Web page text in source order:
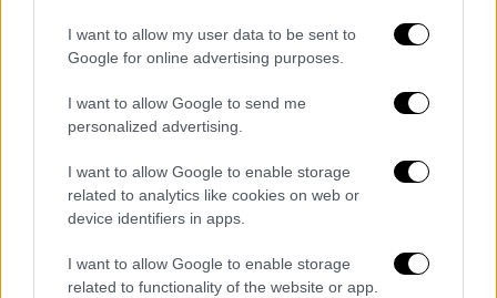
I want to allow my user data to be sent to
Google for online advertising purposes.
I want to allow Google to send me
personalized advertising.
I want to allow Google to enable storage
related to analytics like cookies on web or
device identifiers in apps.
I want to allow Google to enable storage
related to functionality of the website or app.
Στην Μπράγκα εμφανίζονται χολωμένοι,
επειδή η ΑΕΚ δεν ενεργοποίησε την οψιόν
διαπραγμάτευση για τη μείωση της (από 1,8
εκατ. ευρώ, σε 1 εκατ. ευρώ). Λέγεται
μάλιστα, ότι αξιώνουν διαφορετικά ποσά για
τον Μάρτινς σε κάθε κουβέντα με την ΑΕΚ.
Πάντως, ο προπονητής της Μπράγκα, Αμπελ
Φερνάντο δεν τον υπολογίζει στα πλάνα του
τον Μάρτινς για τη νέα χρονιά και αυτό